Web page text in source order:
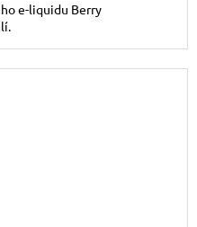
e-liquidu Berry